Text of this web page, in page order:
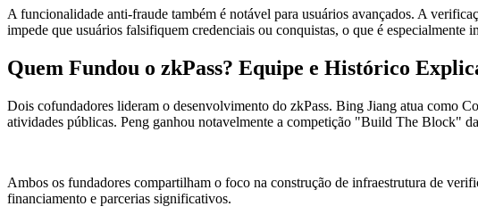
A funcionalidade anti-fraude também é notável para usuários avançados. A
impede que usuários falsifiquem credenciais ou conquistas, o que é
Quem Fundou o zkPass? Equipe e Histórico
Dois cofundadores lideram o desenvolvimento do zkPass. Bing Jiang atua como
atividades públicas. Peng ganhou notavelmente a competição "Build The Block"
Ambos os fundadores compartilham o foco na construção de infraestrutura de
financiamento e parcerias significativos.